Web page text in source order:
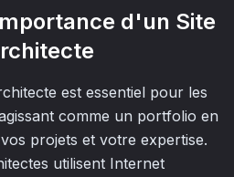
d'un Site
est essentiel pour les
comme un portfolio en
projets et votre expertise.
utilisent Internet